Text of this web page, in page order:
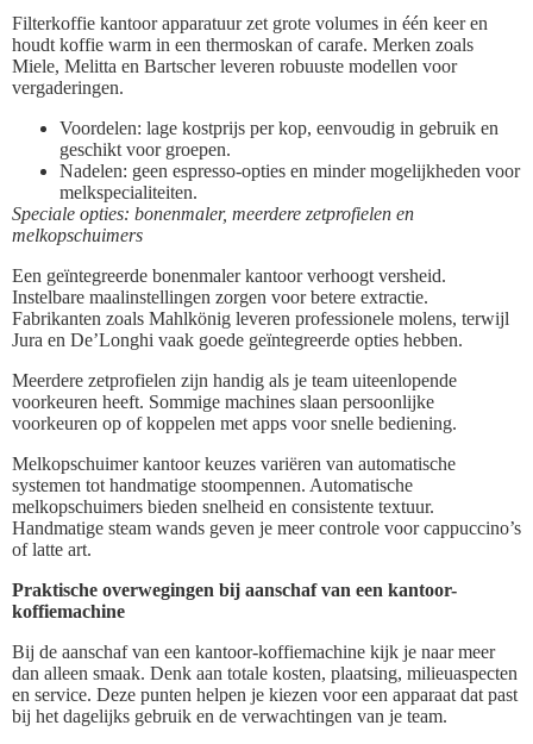
Filterkoffie kantoor apparatuur zet grote volumes in één keer en
houdt koffie warm in een thermoskan of carafe. Merken zoals
Miele, Melitta en Bartscher leveren robuuste modellen voor
vergaderingen.
Voordelen: lage kostprijs per kop, eenvoudig in gebruik en
geschikt voor groepen.
Nadelen: geen espresso-opties en minder mogelijkheden voor
melkspecialiteiten.
Speciale opties: bonenmaler, meerdere zetprofielen en
melkopschuimers
Een geïntegreerde bonenmaler kantoor verhoogt versheid.
Instelbare maalinstellingen zorgen voor betere extractie.
Fabrikanten zoals Mahlkönig leveren professionele molens, terwijl
Jura en De’Longhi vaak goede geïntegreerde opties hebben.
Meerdere zetprofielen zijn handig als je team uiteenlopende
voorkeuren heeft. Sommige machines slaan persoonlijke
voorkeuren op of koppelen met apps voor snelle bediening.
Melkopschuimer kantoor keuzes variëren van automatische
systemen tot handmatige stoompennen. Automatische
melkopschuimers bieden snelheid en consistente textuur.
Handmatige steam wands geven je meer controle voor cappuccino’s
of latte art.
Praktische overwegingen bij aanschaf van een kantoor-
koffiemachine
Bij de aanschaf van een kantoor-koffiemachine kijk je naar meer
dan alleen smaak. Denk aan totale kosten, plaatsing, milieuaspecten
en service. Deze punten helpen je kiezen voor een apparaat dat past
bij het dagelijks gebruik en de verwachtingen van je team.